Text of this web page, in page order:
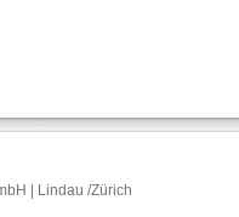
| Lindau /Zürich